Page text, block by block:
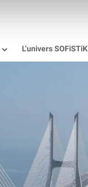
L'univers SOFiSTiK